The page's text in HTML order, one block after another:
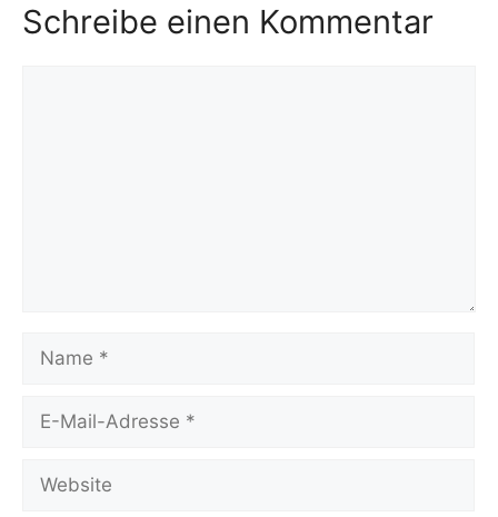
Schreibe einen Kommentar
Name
Adresse
Website